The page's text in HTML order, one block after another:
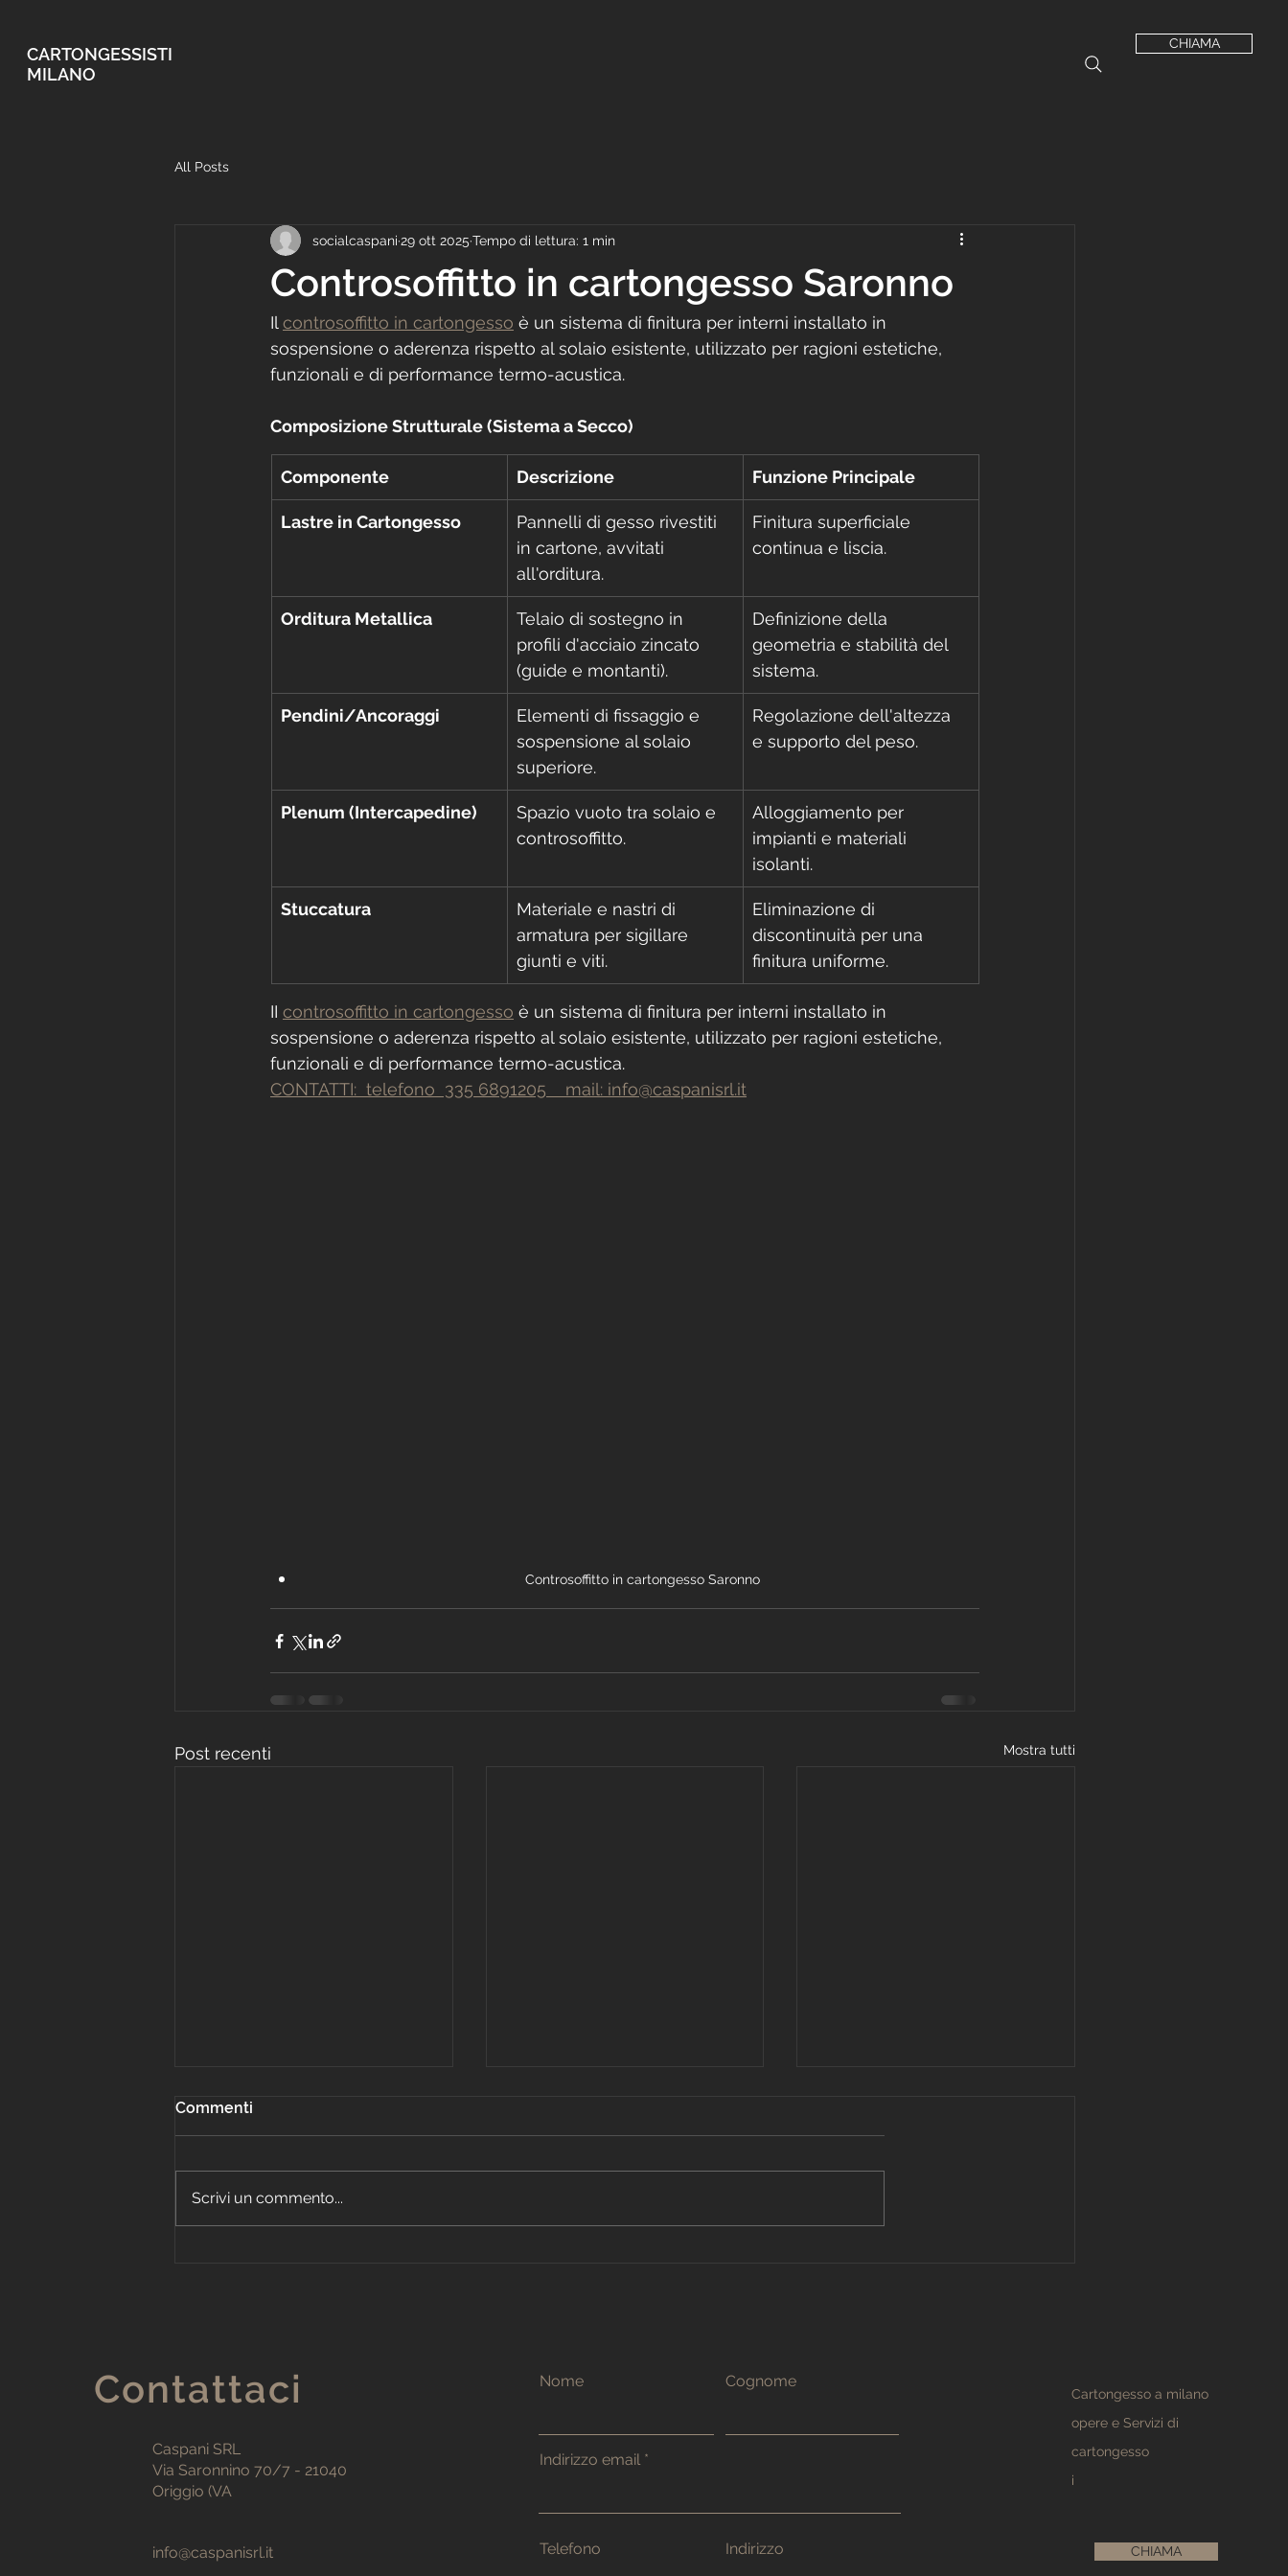
CARTONGESSISTI
MILANO
CHIAMA
All Posts
Controsoffitto in cartongesso Saronno
socialcaspani 29 ott 2025 Tempo di lettura: 1 min
Il controsoffitto in cartongesso è un sistema di finitura per interni installato in
sospensione o aderenza rispetto al solaio esistente, utilizzato per ragioni estetiche,
funzionali e di performance termo-acustica.
Composizione Strutturale (Sistema a Secco)
Componente Descrizione Funzione Principale
Lastre in Cartongesso
Pannelli di gesso rivestiti
in cartone, avvitati
all'orditura.
Finitura superficiale
continua e liscia.
Orditura Metallica
Telaio di sostegno in
profili d'acciaio zincato
(guide e montanti).
Definizione della
geometria e stabilità del
sistema.
Pendini/Ancoraggi
Elementi di fissaggio e
sospensione al solaio
superiore.
Regolazione dell'altezza
e supporto del peso.
Plenum (Intercapedine)
Spazio vuoto tra solaio e
controsoffitto.
Alloggiamento per
impianti e materiali
isolanti.
Stuccatura
Materiale e nastri di
armatura per sigillare
giunti e viti.
Eliminazione di
discontinuità per una
finitura uniforme.
II controsoffitto in cartongesso è un sistema di finitura per interni installato in
sospensione o aderenza rispetto al solaio esistente, utilizzato per ragioni estetiche,
funzionali e di performance termo-acustica.
CONTATTI:  telefono  335 6891205    mail: info@caspanisrl.it
Controsoffitto in cartongesso Saronno
Post recenti Mostra tutti
Commenti
Scrivi un commento...
Contattaci
Caspani SRL
Via Saronnino 70/7 - 21040
Origgio (VA
info@caspanisrl.it
Nome Cognome
Indirizzo email
Telefono Indirizzo
Cartongesso a milano
opere e Servizi di
cartongesso
i
CHIAMA